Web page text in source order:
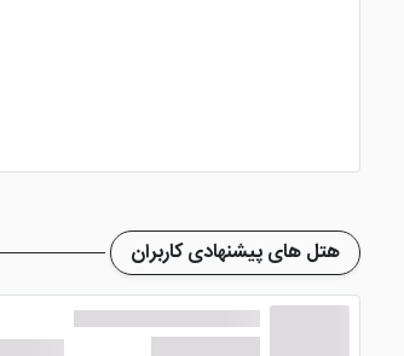
هتل های پیشنهادی کاربران